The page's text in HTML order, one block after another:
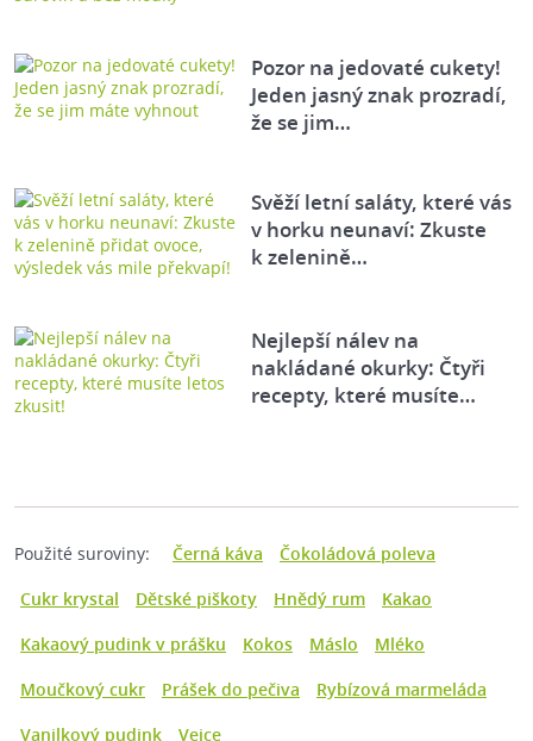
Pozor na jedovaté cukety!
Jeden jasný znak prozradí,
že se jim…
Svěží letní saláty, které vás
v horku neunaví: Zkuste
k zelenině…
Nejlepší nálev na
nakládané okurky: Čtyři
recepty, které musíte…
Použité suroviny: Černá káva
Čokoládová poleva
Cukr krystal
Dětské piškoty Hnědý rum
Kakao
Kakaový pudink v prášku
Kokos Máslo
Mléko
Moučkový cukr
Prášek do pečiva
Rybízová marmeláda
Vanilkový pudink
Vejce